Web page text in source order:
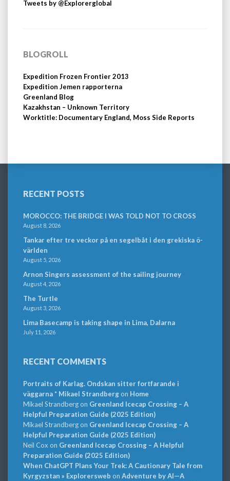
Tweets by @Explorerglobal
BLOGROLL
Expedition Frozen Frontier 2013
Expedition Jemen rapporterna
Greenland Blog
Kazakhstan – Unknown Territory
Worktitle: Documentary England, Moss Side Reports
RECENT POSTS
MOROCCO: THE BRIDGE I WAS TOLD NOT TO CROSS
August 8, 2026
Tankar efter tre veckor på en segelbåt i den grekiska ö-
världen
August 5, 2026
Arnon Singers assessment of the sailing journey
August 4, 2026
The Turtle
August 3, 2026
Lima Basecamp is taking shape in Lima, Dalarna
July 11, 2026
RECENT COMMENTS
Portraits of Karlag. Ondskan sitter fortfarande i
väggarna * Mikael Strandbergon Home
Mikael Strandbergon Greenland Icecap Crossing – A
Helpful Preparation Guide (2025 Edition)
Mikael Strandbergon Greenland Icecap Crossing – A
Helpful Preparation Guide (2025 Edition)
Neil Cox on Greenland Icecap Crossing – A Helpful
Preparation Guide (2025 Edition)
When ChatGPT Plans Your Trek: A Cautionary Tale from
Kyrgyzstan » Explorersweb on Adventure by AI—A